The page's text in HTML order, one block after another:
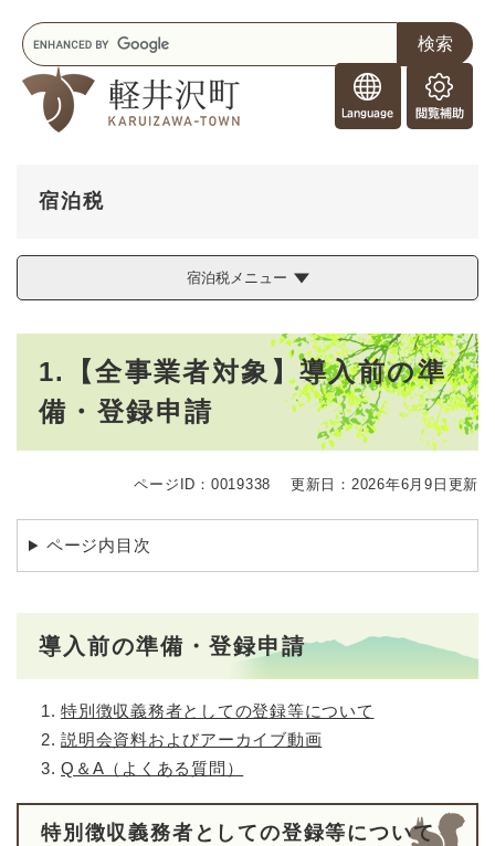
g
e
s
閲
覧
キ
ー
ワ
宿泊税
宿泊税メニュー
1.【全事業者対象】導入前の準
備・登録申請
ページID：0019338 更新日：2026年6月9日更新
ページ内目次
導入前の準備・登録申請
特別徴収義務者としての登録等について
説明会資料およびアーカイブ動画
Q＆A（よくある質問）
特別徴収義務者としての登録等について